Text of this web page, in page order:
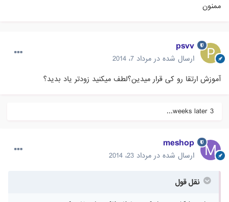
ممنون
psvv
ارسال شده در مرداد 7، 2014
آموزش ارتقا رو کی قرار میدین؟لطف میکنید زودتر یاد بدید؟
3 weeks later...
meshop
ارسال شده در مرداد 23، 2014
نقل قول